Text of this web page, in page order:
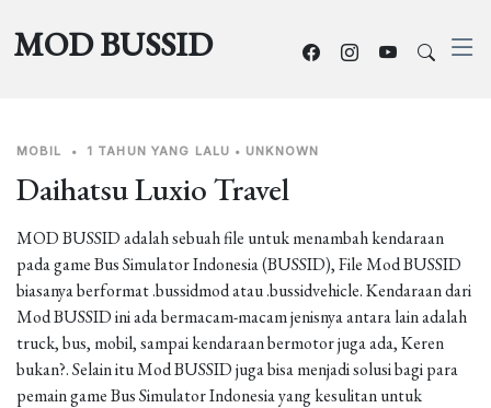
MOD BUSSID
MOBIL • 1 TAHUN YANG LALU • UNKNOWN
Daihatsu Luxio Travel
MOD BUSSID adalah sebuah file untuk menambah kendaraan
pada game Bus Simulator Indonesia (BUSSID), File Mod BUSSID
biasanya berformat .bussidmod atau .bussidvehicle. Kendaraan dari
Mod BUSSID ini ada bermacam-macam jenisnya antara lain adalah
truck, bus, mobil, sampai kendaraan bermotor juga ada, Keren
bukan?. Selain itu Mod BUSSID juga bisa menjadi solusi bagi para
pemain game Bus Simulator Indonesia yang kesulitan untuk